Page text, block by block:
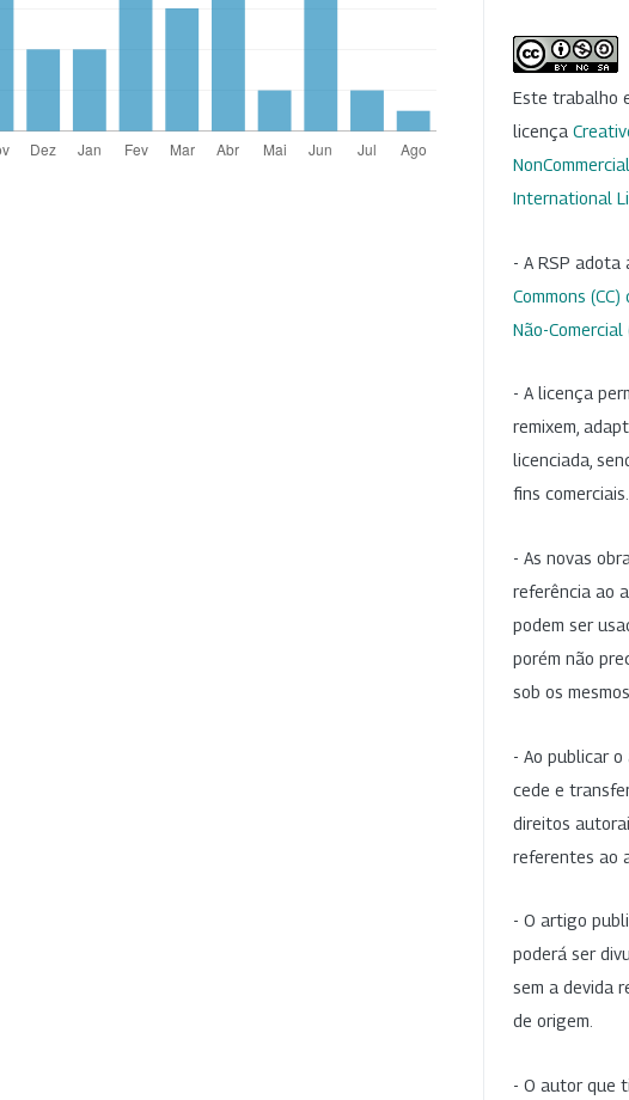
Este trabalho
licença
International
- A RSP adota
Commons
Não-Comercial
- A licença
remixem,
licenciada,
fins comerciais.
- As novas
referência ao
podem ser
porém não
sob os
- Ao publicar
cede e
direitos
referentes ao
- O artigo
poderá ser
sem a devida
de origem.
- O autor que